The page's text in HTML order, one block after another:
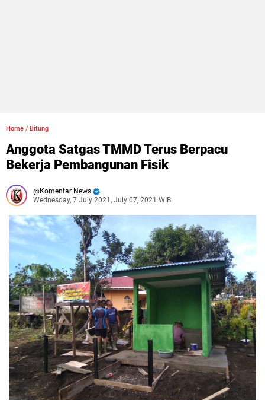
Home / Bitung
Anggota Satgas TMMD Terus Berpacu
Bekerja Pembangunan Fisik
Komentar News
Wednesday, 7 July 2021, July 07, 2021 WIB